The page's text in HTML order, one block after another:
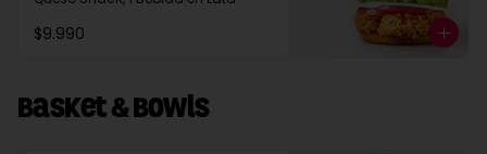
$9.990
Basket & Bowls